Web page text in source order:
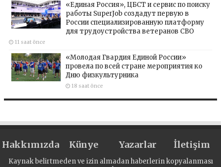
«Единая Россия», ЦБСТ и сервис по поиску
работы SuperJob создадут первую в
России специализированную платформу
для трудоустройства ветеранов СВО
11 saat önce
«Молодая Гвардия Единой России»
провела по всей стране мероприятия ко
Дню физкультурника
18 saat önce
Hakkımızda Künye Yazarlar İletişim
Kaynak belirtmeden ve izin almadan haberlerin kopyalanması